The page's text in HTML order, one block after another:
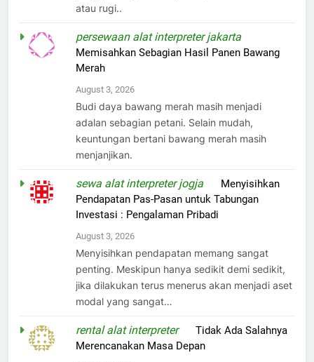
atau rugi..
persewaan alat interpreter jakarta
Memisahkan Sebagian Hasil Panen Bawang
Merah
August 3, 2026
Budi daya bawang merah masih menjadi
adalan sebagian petani. Selain mudah,
keuntungan bertani bawang merah masih
menjanjikan.
sewa alat interpreter jogja
Menyisihkan
Pendapatan Pas-Pasan untuk Tabungan
Investasi : Pengalaman Pribadi
August 3, 2026
Menyisihkan pendapatan memang sangat
penting. Meskipun hanya sedikit demi sedikit,
jika dilakukan terus menerus akan menjadi aset
modal yang sangat…
rental alat interpreteronTidak Ada Salahnya
Merencanakan Masa Depan